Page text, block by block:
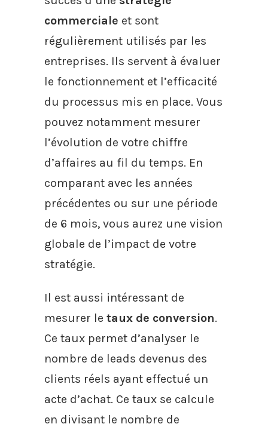
commerciale et sont
régulièrement utilisés par les
entreprises. Ils servent à évaluer
le fonctionnement et l’efficacité
du processus mis en place. Vous
pouvez notamment mesurer
l’évolution de votre chiffre
d’affaires au fil du temps. En
comparant avec les années
précédentes ou sur une période
de 6 mois, vous aurez une vision
globale de l’impact de votre
stratégie.
Il est aussi intéressant de
mesurer le taux de conversion.
Ce taux permet d’analyser le
nombre de leads devenus des
clients réels ayant effectué un
acte d’achat. Ce taux se calcule
en divisant le nombre de